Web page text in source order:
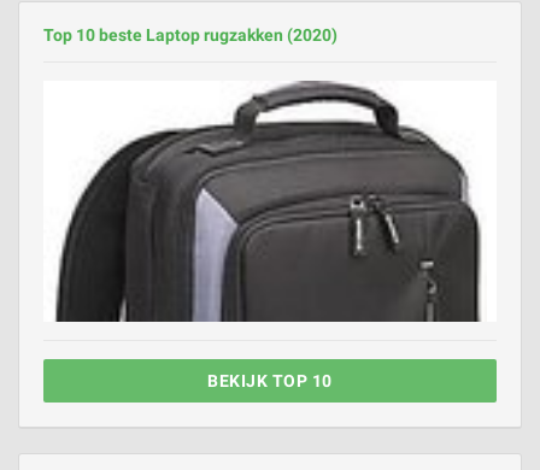
Top 10 beste Laptop rugzakken (2020)
BEKIJK TOP 10